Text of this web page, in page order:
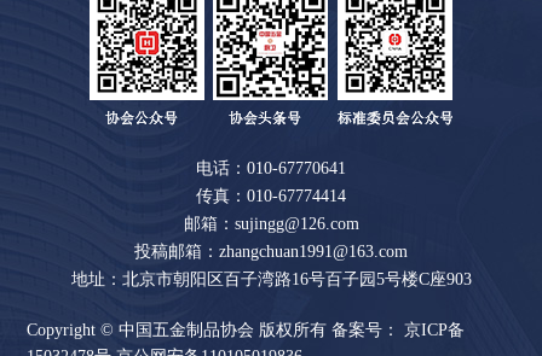
电话：010-67770641
传真：010-67774414
邮箱：sujingg@126.com
投稿邮箱：zhangchuan1991@163.com
地址：北京市朝阳区百子湾路16号百子园5号楼C座903
Copyright © 中国五金制品协会 版权所有 备案号：京ICP备